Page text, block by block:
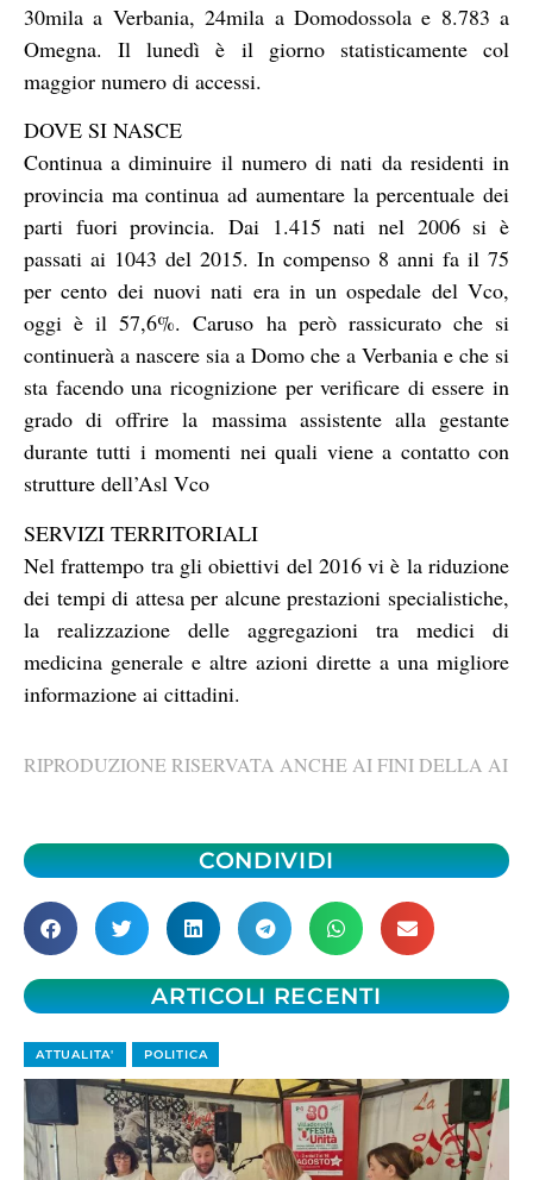
30mila a Verbania, 24mila a Domodossola e 8.783 a
Omegna. Il lunedì è il giorno statisticamente col
maggior numero di accessi.
DOVE SI NASCE
Continua a diminuire il numero di nati da residenti in
provincia ma continua ad aumentare la percentuale dei
parti fuori provincia. Dai 1.415 nati nel 2006 si è
passati ai 1043 del 2015. In compenso 8 anni fa il 75
per cento dei nuovi nati era in un ospedale del Vco,
oggi è il 57,6%. Caruso ha però rassicurato che si
continuerà a nascere sia a Domo che a Verbania e che si
sta facendo una ricognizione per verificare di essere in
grado di offrire la massima assistente alla gestante
durante tutti i momenti nei quali viene a contatto con
strutture dell’Asl Vco
SERVIZI TERRITORIALI
Nel frattempo tra gli obiettivi del 2016 vi è la riduzione
dei tempi di attesa per alcune prestazioni specialistiche,
la realizzazione delle aggregazioni tra medici di
medicina generale e altre azioni dirette a una migliore
informazione ai cittadini.
RIPRODUZIONE RISERVATA ANCHE AI FINI DELLA AI
CONDIVIDI
ARTICOLI RECENTI
ATTUALITA' POLITICA